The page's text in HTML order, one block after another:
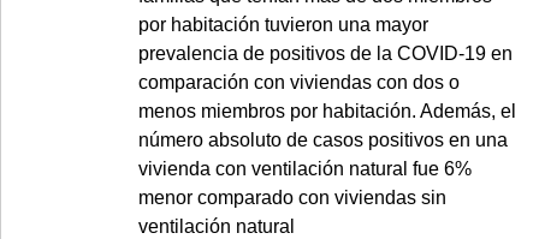
por habitación tuvieron una mayor
prevalencia de positivos de la COVID-19 en
comparación con viviendas con dos o
menos miembros por habitación. Además, el
número absoluto de casos positivos en una
vivienda con ventilación natural fue 6%
menor comparado con viviendas sin
ventilación natural